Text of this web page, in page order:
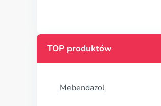
TOP produktów
Mebendazol